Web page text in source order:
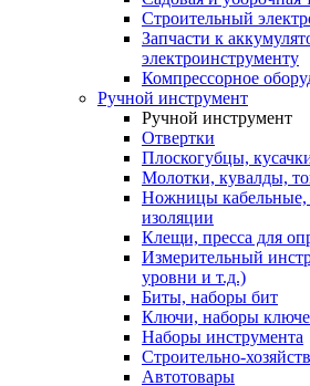
Строительный
Запчасти к
электроинструменту
Компрессорное
Ручной инструмент
Ручной инструмент
Отвертки
Плоскогубцы,
Молотки, кувалды,
Ножницы кабельные,
изоляции
Клещи, пресса для
Измерительный
уровни и т.д.)
Биты, наборы бит
Ключи, наборы
Наборы инструмента
Строительно-
Автотовары